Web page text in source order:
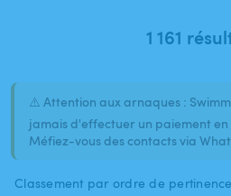
1 161
⚠️ Attention aux arnaques :
jamais d'effectuer un paiement
Méfiez-vous des contacts via
Classement par ordre de pertinence